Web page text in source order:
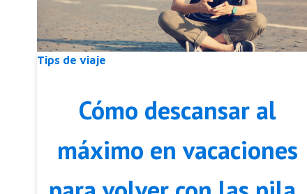
Tips de viaje
Cómo descansar al
máximo en vacaciones